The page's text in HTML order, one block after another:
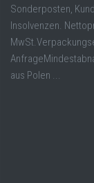
Sonderposten,
Insolvenzen.
aus Polen ...